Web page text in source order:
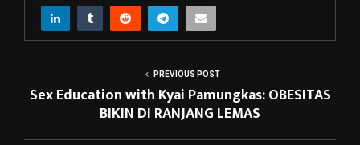
PREVIOUS POST
Sex Education with Kyai Pamungkas: OBESITAS
BIKIN DI RANJANG LEMAS